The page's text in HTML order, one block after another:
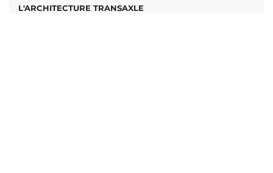
L'ARCHITECTURE TRANSAXLE